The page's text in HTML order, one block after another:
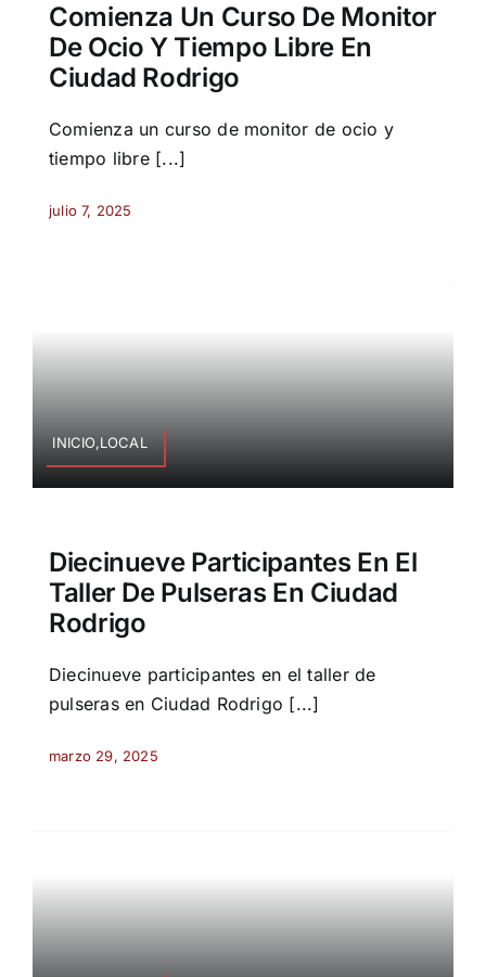
Comienza Un Curso De Monitor
De Ocio Y Tiempo Libre En
Ciudad Rodrigo
Comienza un curso de monitor de ocio y
tiempo libre [...]
julio 7, 2025
INICIO,LOCAL
Diecinueve Participantes En El
Taller De Pulseras En Ciudad
Rodrigo
Diecinueve participantes en el taller de
pulseras en Ciudad Rodrigo [...]
marzo 29, 2025